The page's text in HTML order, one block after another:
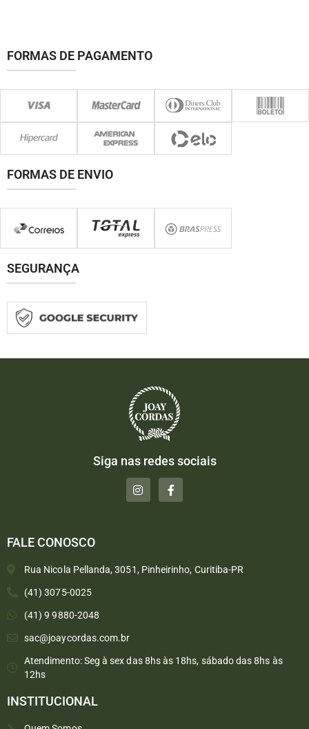
FORMAS DE PAGAMENTO
FORMAS DE ENVIO
SEGURANÇA
Siga nas redes sociais
FALE CONOSCO
Rua Nicola Pellanda, 3051, Pinheirinho, Curitiba-PR
(41) 3075-0025
(41) 9 9880-2048
sac@joaycordas.com.br
Atendimento: Seg à sex das 8hs às 18hs, sábado das 8hs às
12hs
INSTITUCIONAL